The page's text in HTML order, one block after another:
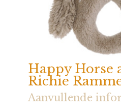
Happy Horse
Richie
Aanvullende